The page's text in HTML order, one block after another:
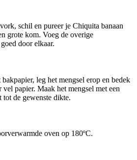
schil en pureer je Chiquita banaan
grote kom. Voeg de overige
door elkaar.
leg het mengsel erop en bedek
vel papier. Maak het mengsel met een
de gewenste dikte.
oven op 180ºC.